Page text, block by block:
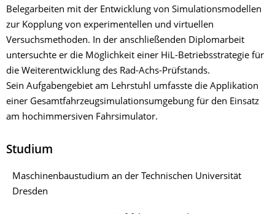
Belegarbeiten mit der Entwicklung von Simulationsmodellen
zur Kopplung von experimentellen und virtuellen
Versuchsmethoden. In der anschließenden Diplomarbeit
untersuchte er die Möglichkeit einer HiL-Betriebsstrategie für
die Weiterentwicklung des Rad-Achs-Prüfstands.
Sein Aufgabengebiet am Lehrstuhl umfasste die Applikation
einer Gesamtfahrzeugsimulationsumgebung für den Einsatz
am hochimmersiven Fahrsimulator.
Studium
Maschinenbaustudium an der Technischen Universität
Dresden